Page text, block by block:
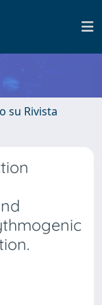
su Rivista